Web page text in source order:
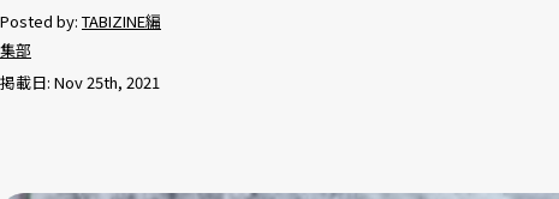
Posted by: TABIZINE編
集部
掲載日: Nov 25th, 2021